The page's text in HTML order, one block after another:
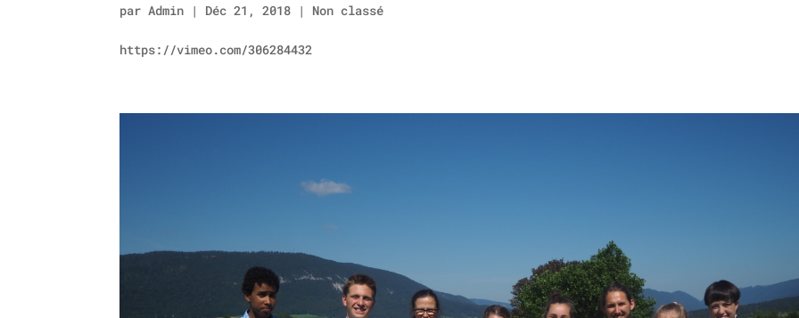
parAdmin | Déc 21, 2018 | Non classé
https://vimeo.com/306284432